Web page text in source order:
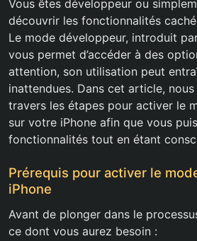
Vous êtes développeur ou
découvrir les fonctionnalités
Le mode développeur, introduit
vous permet d’accéder à des
attention, son utilisation peut
inattendues. Dans cet article,
travers les étapes pour activer le
sur votre iPhone afin que vous
fonctionnalités tout en étant
Prérequis pour activer le
iPhone
Avant de plonger dans le
ce dont vous aurez besoin :